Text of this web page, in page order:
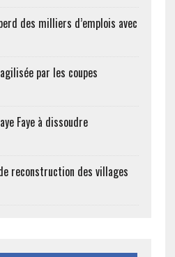
des milliers d’emplois avec
par les coupes
Faye à dissoudre
reconstruction des villages